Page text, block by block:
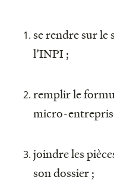
se rendre sur le
l’INPI ;
remplir le
micro-
joindre les
son dossier ;